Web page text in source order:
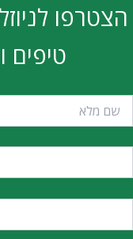
הצטרפו
טיפים